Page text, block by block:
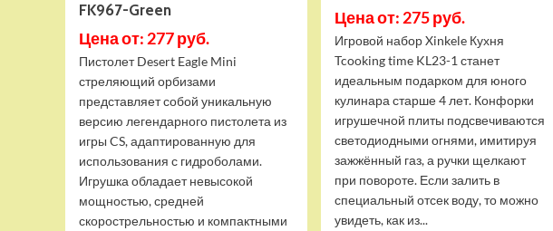
FK967-Green
Цена от: 277 руб.
Пистолет Desert Eagle Mini
стреляющий орбизами
представляет собой уникальную
версию легендарного пистолета из
игры CS, адаптированную для
использования с гидроболами.
Игрушка обладает невысокой
мощностью, средней
скорострельностью и компактными
Цена от: 275 руб.
Игровой набор Xinkele Кухня
Tcooking time KL23-1 станет
идеальным подарком для юного
кулинара старше 4 лет. Конфорки
игрушечной плиты подсвечиваются
светодиодными огнями, имитируя
зажжённый газ, а ручки щелкают
при повороте. Если залить в
специальный отсек воду, то можно
увидеть, как из...